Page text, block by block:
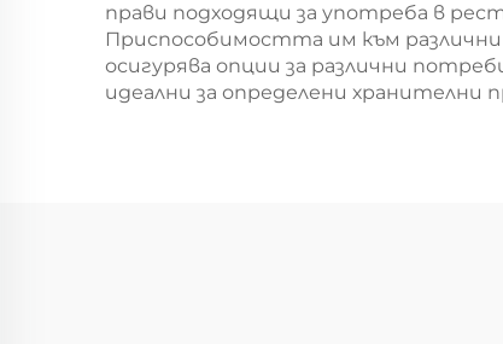
прави подходящи за употреба в
Приспособимостта им към различни
осигурява опции за различни
идеални за определени